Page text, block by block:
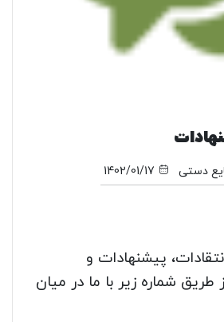
1402/01/17 دستی
پیشنهادات و
طریق شماره زیر با ما در میان